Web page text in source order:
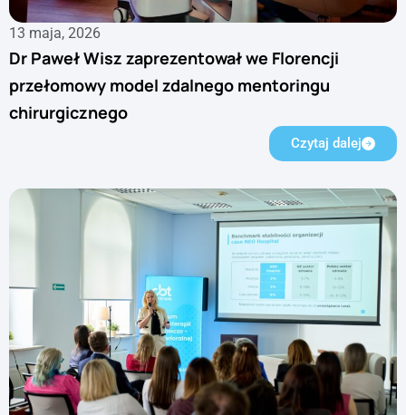
13 maja, 2026
Dr Paweł Wisz zaprezentował we Florencji
przełomowy model zdalnego mentoringu
chirurgicznego
Czytaj dalej